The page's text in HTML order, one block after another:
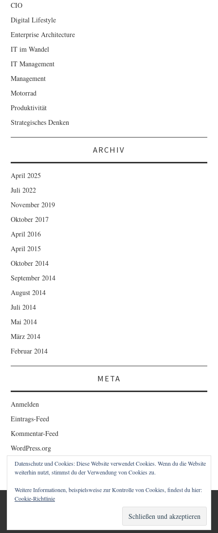
CIO
Digital Lifestyle
Enterprise Architecture
IT im Wandel
IT Management
Management
Motorrad
Produktivität
Strategisches Denken
ARCHIV
April 2025
Juli 2022
November 2019
Oktober 2017
April 2016
April 2015
Oktober 2014
September 2014
August 2014
Juli 2014
Mai 2014
März 2014
Februar 2014
META
Anmelden
Eintrags-Feed
Kommentar-Feed
WordPress.org
© 2026 1STCLOUD BLOG – CHRISTIAN SCHWAIGER. ALLE
RECHTE VORBEHALTEN.
VON ATHEMES
Datenschutz und Cookies: Diese Website verwendet Cookies. Wenn du die Website
weiterhin nutzt, stimmst du der Verwendung von Cookies zu.
Weitere Informationen, beispielsweise zur Kontrolle von Cookies, findest du hier:
Cookie-Richtlinie